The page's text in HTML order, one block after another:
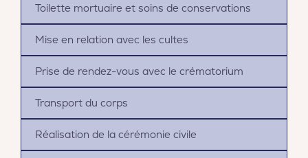
Toilette mortuaire et soins de conservations
Mise en relation avec les cultes
Prise de rendez-vous avec le crématorium
Transport du corps
Réalisation de la cérémonie civile